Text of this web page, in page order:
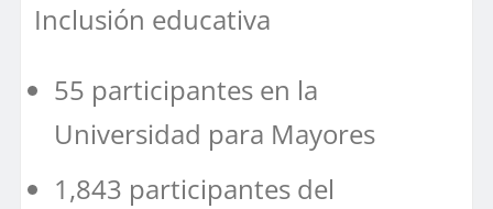
Inclusión educativa
55 participantes en la
Universidad para Mayores
1,843 participantes del